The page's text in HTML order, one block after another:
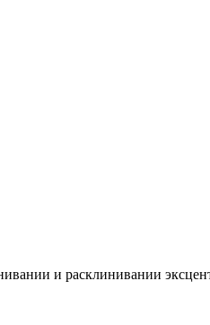
и расклинивании